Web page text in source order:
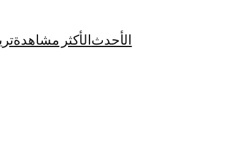
الأحدثالأكثر مشاهدة